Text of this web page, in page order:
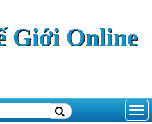
Giới Online